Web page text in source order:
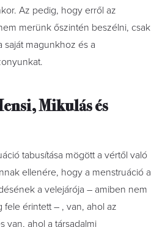
Az pedig, hogy erről az
merünk őszintén beszélni, csak
magunkhoz és a
Mikulás és
tabusítása mögött a vértől való
ellenére, hogy a menstruáció a
a velejárója – amiben nem
fele érintett – , van, ahol az
van, ahol a társadalmi